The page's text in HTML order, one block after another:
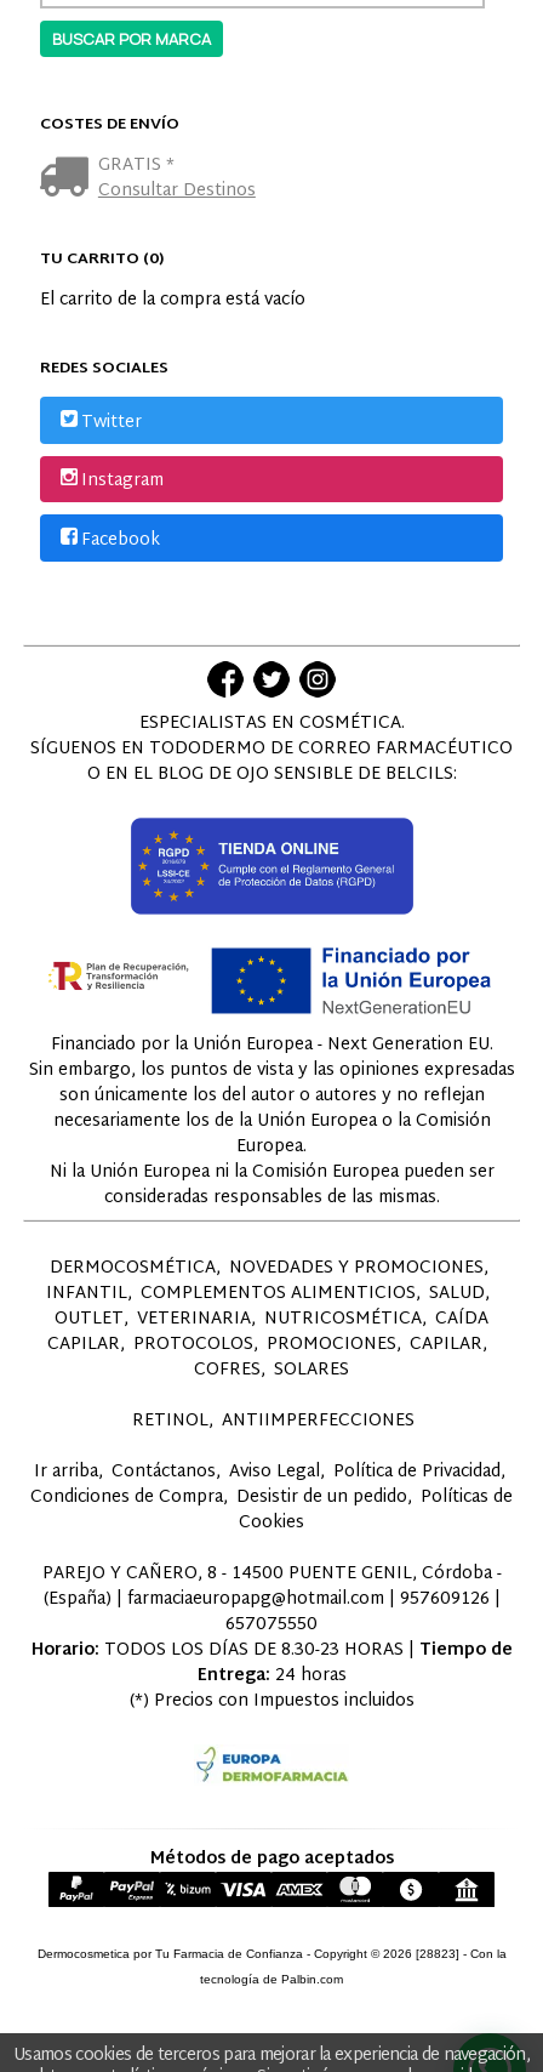
COSTES DE ENVÍO
GRATIS *
Consultar Destinos
TU CARRITO (0)
El carrito de la compra está vacío
REDES SOCIALES
Twitter
Instagram
Facebook
ESPECIALISTAS EN COSMÉTICA.
SÍGUENOS EN TODODERMO DE CORREO FARMACÉUTICO
O EN EL BLOG DE OJO SENSIBLE DE BELCILS:
Financiado por la Unión Europea - Next Generation EU.
Sin embargo, los puntos de vista y las opiniones expresadas
son únicamente los del autor o autores y no reflejan
necesariamente los de la Unión Europea o la Comisión
Europea.
Ni la Unión Europea ni la Comisión Europea pueden ser
consideradas responsables de las mismas.
DERMOCOSMÉTICA NOVEDADES Y PROMOCIONES
INFANTIL COMPLEMENTOS ALIMENTICIOS SALUD
OUTLET VETERINARIA NUTRICOSMÉTICA CAÍDA
CAPILAR PROTOCOLOS PROMOCIONES CAPILAR
COFRES SOLARES
RETINOL ANTIIMPERFECCIONES
Ir arriba Contáctanos Aviso Legal Política de Privacidad
Condiciones de Compra Desistir de un pedido Políticas de
Cookies
PAREJO Y CAÑERO, 8 - 14500 PUENTE GENIL, Córdoba -
(España) | farmaciaeuropapg@hotmail.com | 957609126 |
657075550
Horario: TODOS LOS DÍAS DE 8.30-23 HORAS | Tiempo de
Entrega: 24 horas
(*) Precios con Impuestos incluidos
Métodos de pago aceptados
Dermocosmetica por Tu Farmacia de Confianza - Copyright © 2026 [28823] - Con la
tecnología de Palbin.com
Usamos cookies de terceros para mejorar la experiencia de navegación,